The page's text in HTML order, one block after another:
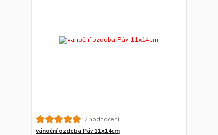
2 hodnocení
vánoční ozdoba Páv 11x14cm